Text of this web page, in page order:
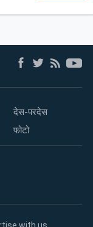
देस-परदेस
फोटो
with us